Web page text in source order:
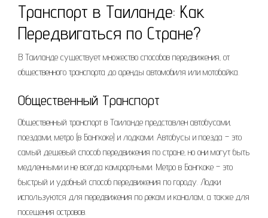
Транспорт в Таиланде: Как
Передвигаться по Стране?
В Таиланде существует множество способов передвижения‚ от
общественного транспорта до аренды автомобиля или мотобайка.
Общественный Транспорт
Общественный транспорт в Таиланде представлен автобусами‚
поездами‚ метро (в Бангкоке) и лодками. Автобусы и поезда – это
самый дешевый способ передвижения по стране‚ но они могут быть
медленными и не всегда комфортными. Метро в Бангкоке – это
быстрый и удобный способ передвижения по городу. Лодки
используются для передвижения по рекам и каналам‚ а также для
посещения островов.